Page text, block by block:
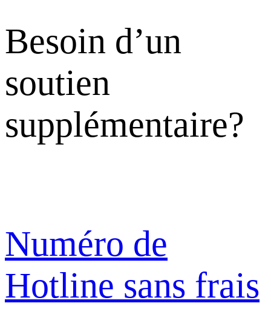
Besoin d’un
soutien
supplémentaire?
Numéro de
Hotline sans frais